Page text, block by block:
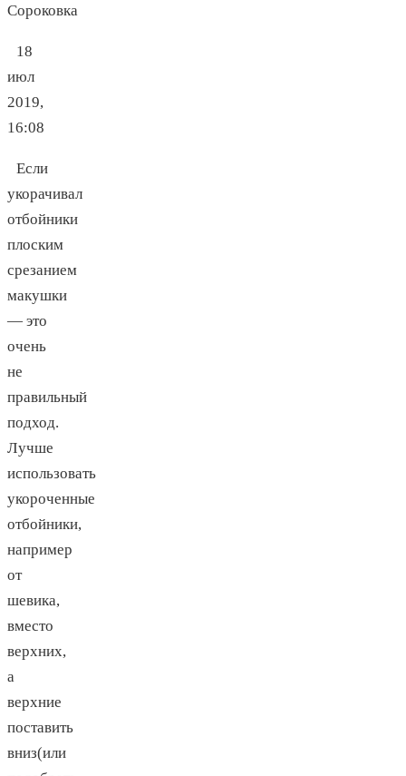
Сороковка
18
июл
2019,
16:08
Если
укорачивал
отбойники
плоским
срезанием
макушки
— это
очень
не
правильный
подход.
Лучше
использовать
укороченные
отбойники,
например
от
шевика,
вместо
верхних,
а
верхние
поставить
вниз(или